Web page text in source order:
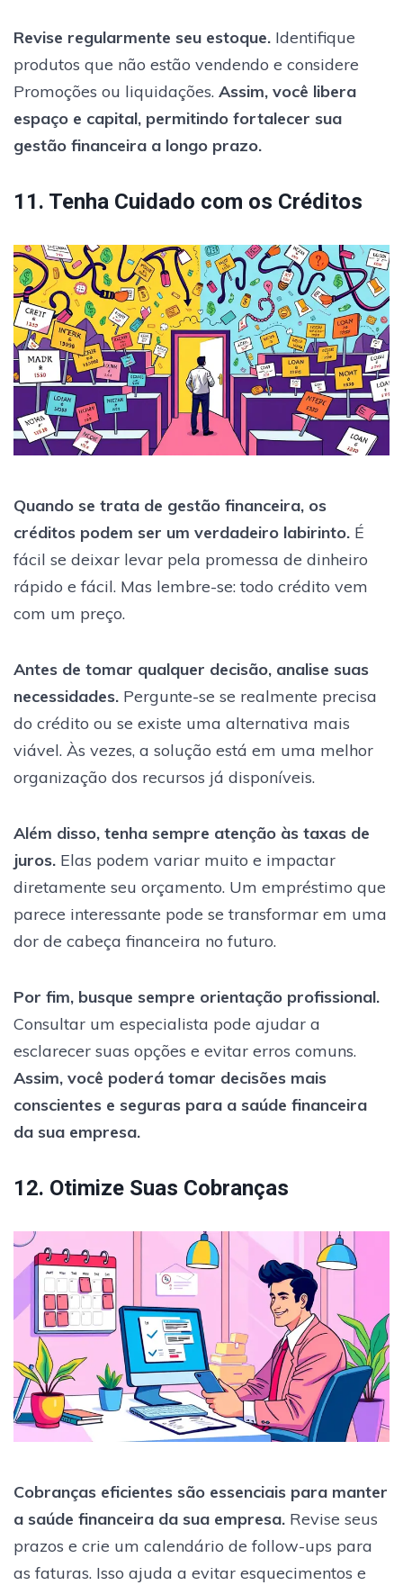
Revise regularmente seu estoque. Identifique
produtos que não estão vendendo e considere
Promoções ou liquidações. Assim, você libera
espaço e capital, permitindo fortalecer sua
gestão financeira a longo prazo.
11. Tenha Cuidado com os Créditos
Quando se trata de gestão financeira, os
créditos podem ser um verdadeiro labirinto. É
fácil se deixar levar pela promessa de dinheiro
rápido e fácil. Mas lembre-se: todo crédito vem
com um preço.
Antes de tomar qualquer decisão, analise suas
necessidades. Pergunte-se se realmente precisa
do crédito ou se existe uma alternativa mais
viável. Às vezes, a solução está em uma melhor
organização dos recursos já disponíveis.
Além disso, tenha sempre atenção às taxas de
juros. Elas podem variar muito e impactar
diretamente seu orçamento. Um empréstimo que
parece interessante pode se transformar em uma
dor de cabeça financeira no futuro.
Por fim, busque sempre orientação profissional.
Consultar um especialista pode ajudar a
esclarecer suas opções e evitar erros comuns.
Assim, você poderá tomar decisões mais
conscientes e seguras para a saúde financeira
da sua empresa.
12. Otimize Suas Cobranças
Cobranças eficientes são essenciais para manter
a saúde financeira da sua empresa. Revise seus
prazos e crie um calendário de follow-ups para
as faturas. Isso ajuda a evitar esquecimentos e